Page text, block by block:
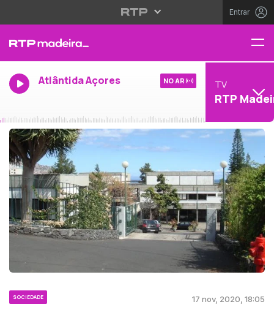
Entrar
Atlântida Açores NO AR TV
RTP
SOCIEDADE 17 nov, 2020, 18:05